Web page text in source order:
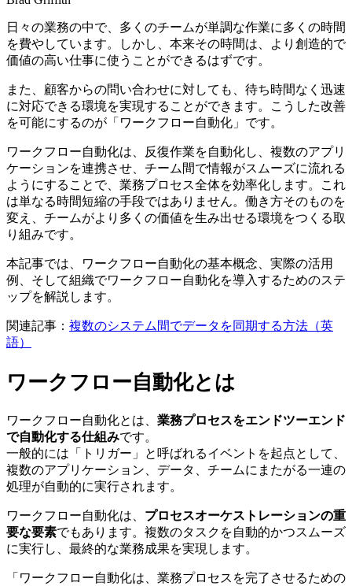
日々の業務の中で、多くのチームが単調な作業に多くの時間
を費やしています。しかし、本来その時間は、より創造的で
価値の高い仕事に使うことができるはずです。
また、顧客からの問い合わせに対しても、待ち時間なく迅速
に対応できる環境を実現することができます。こうした改善
を可能にするのが「ワークフロー自動化」です。
ワークフロー自動化は、反復作業を自動化し、複数のアプリ
ケーションを連携させ、チーム間で情報がスムーズに流れる
ようにすることで、業務プロセス全体を効率化します。これ
は単なる時間短縮の手段ではありません。働き方そのものを
変え、チームがより多くの価値を生み出せる環境をつくる取
り組みです。
本記事では、ワークフロー自動化の基本概念、実際の活用
例、そして組織でワークフロー自動化を導入するためのステ
ップを解説します。
関連記事： 複数のシステム間でデータを同期する方法（英
語）
ワークフロー自動化とは
ワークフロー自動化とは、 業務プロセスをエンドツーエンド
で自動化する仕組みです。
一般的には「トリガー」と呼ばれるイベントを起点として、
複数のアプリケーション、データ、チームにまたがる一連の
処理が自動的に実行されます。
ワークフロー自動化は、 プロセスオーケストレーションの重
要な要素でもあります。複数のタスクを自動的かつスムーズ
に実行し、最終的な業務成果を実現します。
「ワークフロー自動化は、業務プロセスを完了させるための